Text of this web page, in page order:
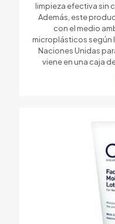
limpieza efectiva sin
Además, este
con el medio
microplásticos según
Naciones Unidas
viene en una caja